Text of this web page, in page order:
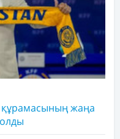
құрамасының жаңа